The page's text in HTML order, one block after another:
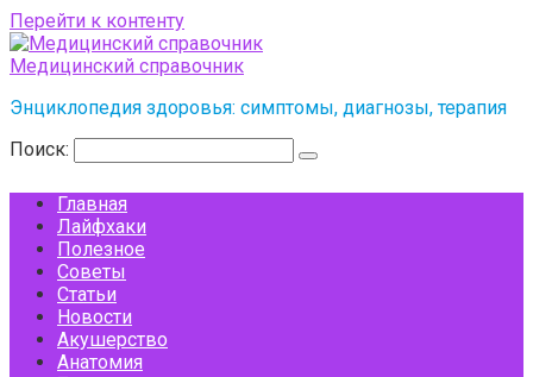
Перейти к контенту
Медицинский справочник
Энциклопедия здоровья: симптомы, диагнозы, терапия
Поиск:
Главная
Лайфхаки
Полезное
Советы
Статьи
Новости
Акушерство
Анатомия